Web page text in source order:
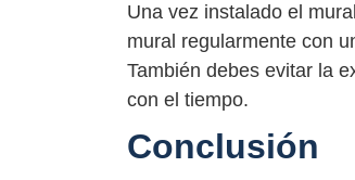
Una vez instalado el
mural regularmente con
También debes evitar la
con el tiempo.
Conclusión